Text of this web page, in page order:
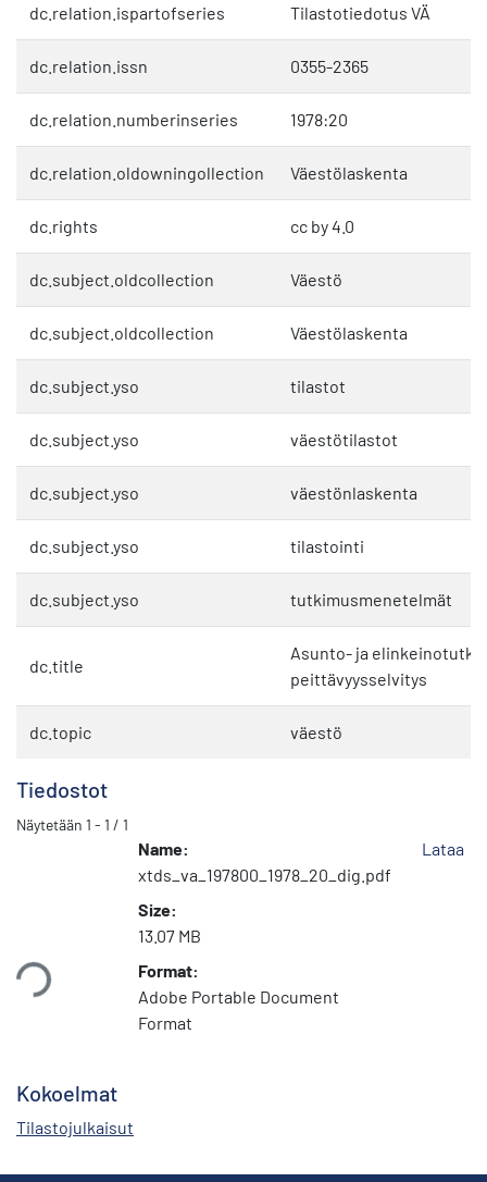
dc.relation.ispartofseries Tilastotiedotus VÄ
dc.relation.issn 0355-2365
dc.relation.numberinseries 1978:20
dc.relation.oldowningollection Väestölaskenta
dc.rights cc by 4.0
dc.subject.oldcollection Väestö
dc.subject.oldcollection Väestölaskenta
dc.subject.yso tilastot
dc.subject.yso väestötilastot
dc.subject.yso väestönlaskenta
dc.subject.yso tilastointi
dc.subject.yso tutkimusmenetelmät
dc.title
Asunto- ja
peittävyysselvitys
dc.topic väestö
Tiedostot
Näytetään 1 - 1 / 1
Name:
xtds_va_197800_1978_20_dig.pdf
Size:
13.07 MB
Format:
Adobe Portable Document
Format
Lataa
Kokoelmat
Tilastojulkaisut